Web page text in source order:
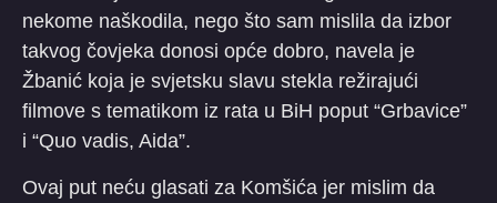
nekome naškodila, nego što sam mislila da izbor
takvog čovjeka donosi opće dobro, navela je
Žbanić koja je svjetsku slavu stekla režirajući
filmove s tematikom iz rata u BiH poput “Grbavice”
i “Quo vadis, Aida”.
Ovaj put neću glasati za Komšića jer mislim da